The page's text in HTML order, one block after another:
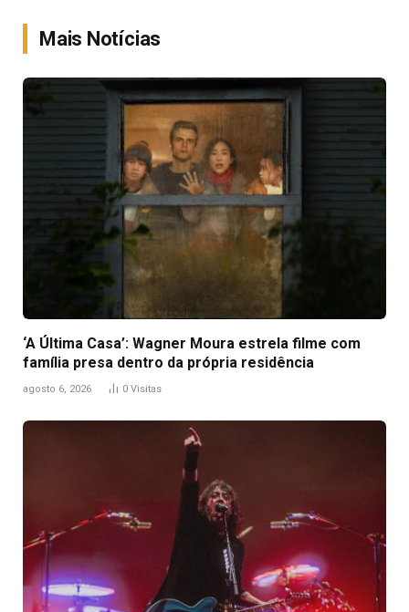
Mais Notícias
‘A Última Casa’: Wagner Moura estrela filme com
família presa dentro da própria residência
agosto 6, 2026 0 Visitas